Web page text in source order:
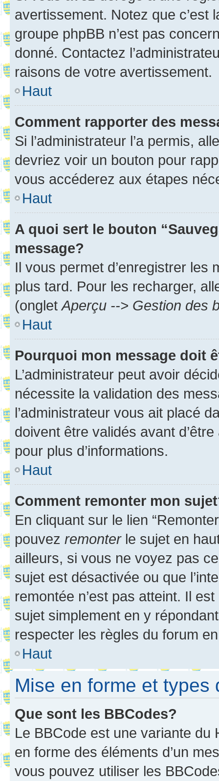
avertissement. Notez que c’est
groupe phpBB n’est pas
donné. Contactez
raisons de votre avertissement.
Haut
Comment rapporter des
Si l’administrateur l’a permis,
devriez voir un bouton pour
vous accéderez aux étapes
Haut
A quoi sert le bouton
message?
Il vous permet d’enregistrer
plus tard. Pour les recharger,
(onglet Aperçu --> Gestion des
Haut
Pourquoi mon message doit
L’administrateur peut avoir
nécessite la validation des
l’administrateur vous ait placé
doivent être validés avant
pour plus d’informations.
Haut
Comment remonter mon
En cliquant sur le lien
pouvez remonterle sujet en
ailleurs, si vous ne voyez pas
sujet est désactivée ou que
remontée n’est pas atteint. Il
sujet simplement en y
respecter les règles du forum
Haut
Mise en forme et types
Que sont les BBCodes?
Le BBCode est une variante du
en forme des éléments d’un
vous pouvez utiliser les